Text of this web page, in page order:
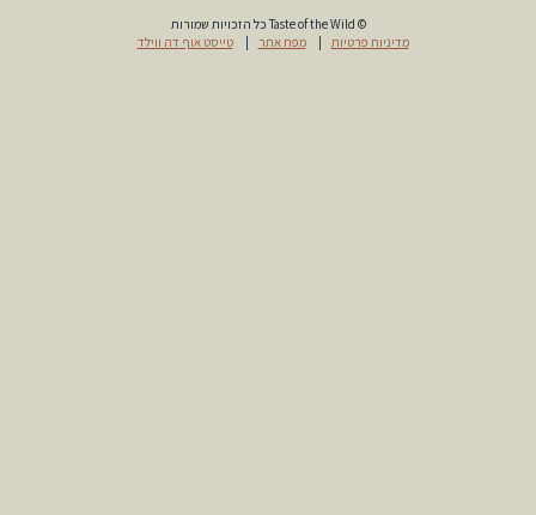
© Taste of the Wild כל הזכויות שמורות
מדיניות פרטיות
מפת אתר טייסט אוף דה ווילד